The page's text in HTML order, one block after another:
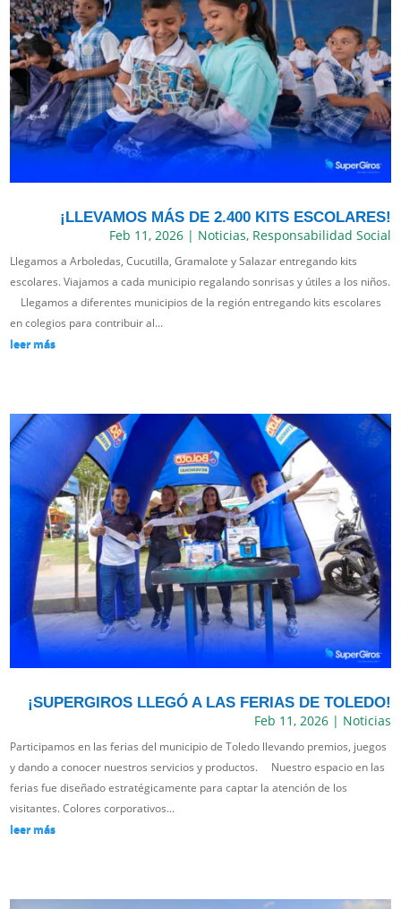
¡LLEVAMOS MÁS DE 2.400 KITS ESCOLARES!
Feb 11, 2026| Noticias, Responsabilidad Social
Llegamos a Arboledas, Cucutilla, Gramalote y Salazar entregando kits
escolares. Viajamos a cada municipio regalando sonrisas y útiles a los niños.
Llegamos a diferentes municipios de la región entregando kits escolares
en colegios para contribuir al...
leer más
¡SUPERGIROS LLEGÓ A LAS FERIAS DE TOLEDO!
Feb 11, 2026| Noticias
Participamos en las ferias del municipio de Toledo llevando premios, juegos
y dando a conocer nuestros servicios y productos. Nuestro espacio en las
ferias fue diseñado estratégicamente para captar la atención de los
visitantes. Colores corporativos...
leer más